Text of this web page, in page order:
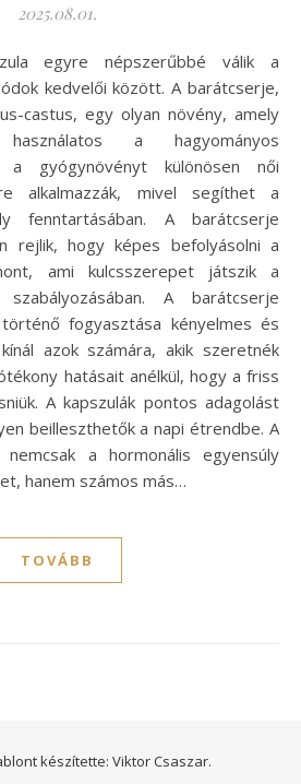
2025.08.01.
kedvelői között. A barátcserje,
castus, egy olyan növény, amely
a hagyományos
a gyógynövényt különösen női
alkalmazzák, mivel segíthet a
fenntartásában. A barátcserje
rejlik, hogy képes befolyásolni a
ami kulcsszerepet játszik a
A barátcserje
fogyasztása kényelmes és
azok számára, akik szeretnék
hatásait anélkül, hogy a friss
A kapszulák pontos adagolást
beilleszthetők a napi étrendbe. A
nemcsak a hormonális egyensúly
hanem számos más…
TOVÁBB
készítette: Viktor Csaszar.